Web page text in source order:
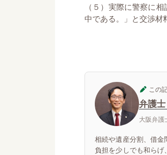
（５）実際に警察に
中である。」と交渉材
この
弁護
大阪弁護
相続や遺産分割、借
負担を少しでも和ら